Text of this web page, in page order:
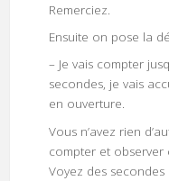
Remerciez.
Ensuite on pose la
– Je vais compter
secondes, je vais
en ouverture.
Vous n’avez rien
compter et observer
Voyez des